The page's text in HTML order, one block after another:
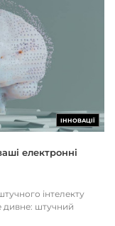
ІННОВАЦІЇ
електронні
інтелекту
дивне: штучний